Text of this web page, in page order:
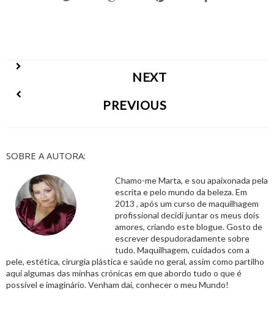
NEXT
PREVIOUS
SOBRE A AUTORA:
Chamo-me Marta, e sou apaixonada pela
escrita e pelo mundo da beleza. Em
2013 , após um curso de maquilhagem
profissional decidi juntar os meus dois
amores, criando este blogue. Gosto de
escrever despudoradamente sobre
tudo. Maquilhagem, cuidados com a
pele, estética, cirurgia plástica e saúde no geral, assim como partilho
aqui algumas das minhas crónicas em que abordo tudo o que é
possível e imaginário. Venham daí, conhecer o meu Mundo!